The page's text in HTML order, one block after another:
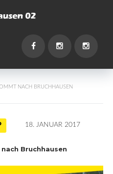
NACH BRUCHHAUSEN
18. JANUAR 2017
Bruchhausen